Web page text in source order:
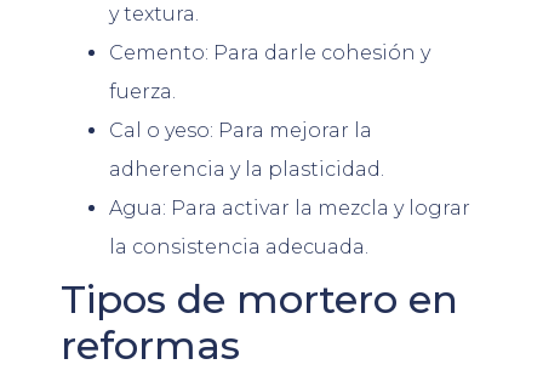
y textura.
Cemento: Para darle cohesión y
fuerza.
Cal o yeso: Para mejorar la
adherencia y la plasticidad.
Agua: Para activar la mezcla y lograr
la consistencia adecuada.
Tipos de mortero en
reformas